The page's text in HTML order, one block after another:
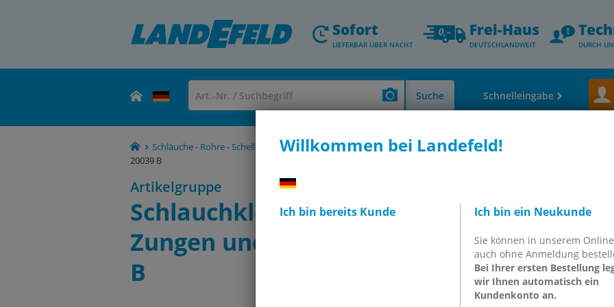
Willkommen bei Landefeld!
Ich bin bereits Kunde Ich bin ein Neukunde
Sie können in unserem
auch ohne Anmeldung
Bei Ihrer ersten Bestellung
wir Ihnen automatisch ein
Kundenkonto an.
Sofort
LIEFERBAR ÜBER NACHT
Frei-Haus
DEUTSCHLANDWEIT DURCH
Suche Schnelleingabe
Schläuche - Rohre - Schellen & Klemmen Schlauchschellen & Schlauchklemmen
Schlauchklemmen, 2-teilig
20039 B
Artikelgruppe
Schlauchklemmen, 2-teilig mit losen
Zungen und Sicherheitsklauen, DIN 20039
B